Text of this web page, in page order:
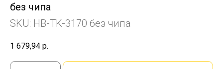
без чипа
SKU: HB-TK-3170 без чипа
1 679,94 р.